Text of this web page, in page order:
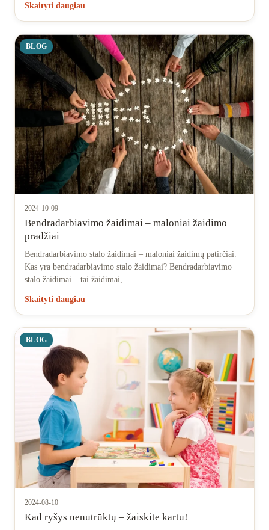
Skaityti daugiau
BLOG
2024-10-09
Bendradarbiavimo žaidimai – maloniai žaidimo
pradžiai
Bendradarbiavimo stalo žaidimai – maloniai žaidimų patirčiai.
Kas yra bendradarbiavimo stalo žaidimai? Bendradarbiavimo
stalo žaidimai – tai žaidimai,…
Skaityti daugiau
BLOG
2024-08-10
Kad ryšys nenutrūktų – žaiskite kartu!